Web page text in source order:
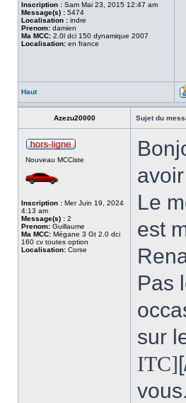
Inscription : Sam Mai 23, 2015 12:47 am
Message(s) : 5474
Localisation : indre
Prenom: damien
Ma MCC: 2.0l dci 150 dynamique 2007
Localisation: en france
Haut
Azezu20000 Sujet du
Nouveau MCCiste
Inscription : Mer Juin 19, 2024
4:13 am
Message(s) : 2
Prenom: Guillaume
Ma MCC: Mégane 3 Gt 2.0 dci
160 cv toutes option
Localisation: Corse
Le
est
Pas
sur
ITC]